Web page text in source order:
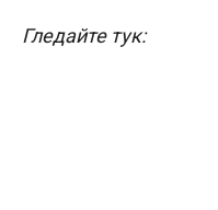
Гледайте тук: